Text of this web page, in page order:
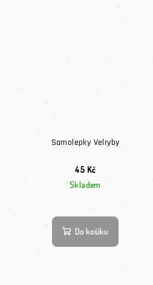
Samolepky Velryby
45 Kč
Skladem
Do košíku